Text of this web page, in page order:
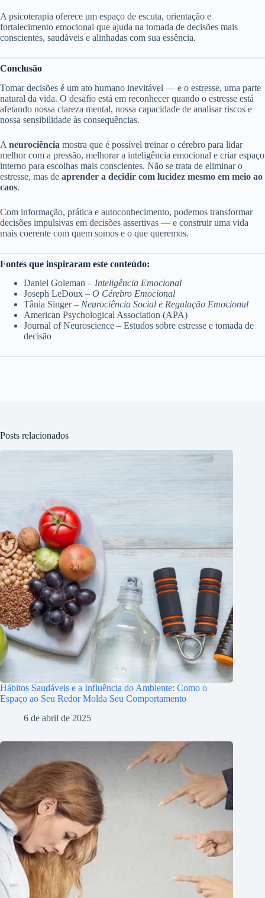
A psicoterapia oferece um espaço de escuta, orientação e
fortalecimento emocional que ajuda na tomada de decisões mais
conscientes, saudáveis e alinhadas com sua essência.
Conclusão
Tomar decisões é um ato humano inevitável — e o estresse, uma parte
natural da vida. O desafio está em reconhecer quando o estresse está
afetando nossa clareza mental, nossa capacidade de analisar riscos e
nossa sensibilidade às consequências.
A neurociência mostra que é possível treinar o cérebro para lidar
melhor com a pressão, melhorar a inteligência emocional e criar espaço
interno para escolhas mais conscientes. Não se trata de eliminar o
estresse, mas de aprender a decidir com lucidez mesmo em meio ao
caos.
Com informação, prática e autoconhecimento, podemos transformar
decisões impulsivas em decisões assertivas — e construir uma vida
mais coerente com quem somos e o que queremos.
Fontes que inspiraram este conteúdo:
Daniel Goleman – Inteligência Emocional
Joseph LeDoux – O Cérebro Emocional
Tânia Singer – Neurociência Social e Regulação Emocional
American Psychological Association (APA)
Journal of Neuroscience – Estudos sobre estresse e tomada de
decisão
Posts relacionados
Hábitos Saudáveis e a Influência do Ambiente: Como o
Espaço ao Seu Redor Molda Seu Comportamento
6 de abril de 2025